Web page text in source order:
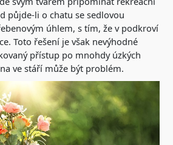
půjde-li o chatu se sedlovou
úhlem, s tím, že v podkroví
Toto řešení je však nevýhodné
přístup po mnohdy úzkých
ve stáří může být problém.